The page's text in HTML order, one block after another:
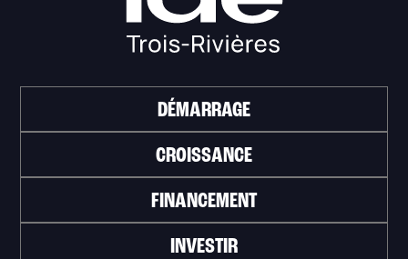
DÉMARRAGE
CROISSANCE
FINANCEMENT
INVESTIR